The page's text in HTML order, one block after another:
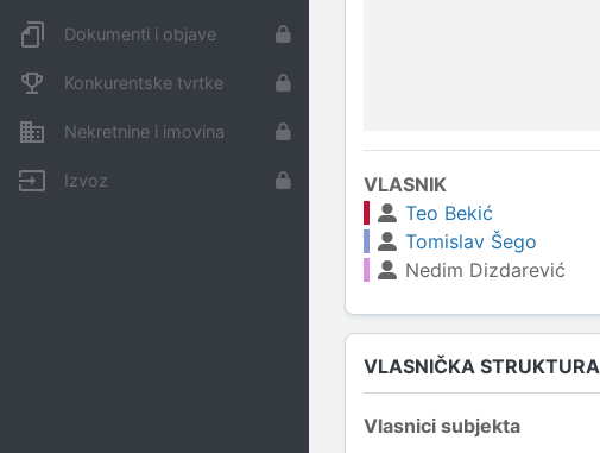
Dokumenti i objave
Konkurentske tvrtke
Nekretnine i imovina
Izvoz VLASNIK
Teo Bekić
Tomislav Šego
Nedim Dizdarević
VLASNIČKA STRUKTURA
Vlasnici subjekta